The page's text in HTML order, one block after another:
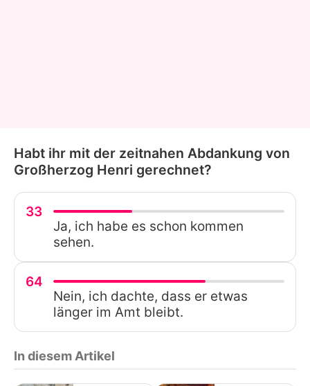
Habt ihr mit der zeitnahen Abdankung von
Großherzog Henri gerechnet?
33
Ja, ich habe es schon kommen
sehen.
64
Nein, ich dachte, dass er etwas
länger im Amt bleibt.
In diesem Artikel